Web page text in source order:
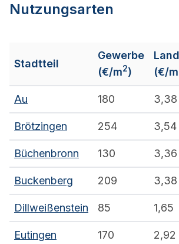
Nutzungsarten
Stadtteil
Gewerbe
(€/m2)
(€/m
Au 180 3,38
Brötzingen 254 3,54
Büchenbronn 130 3,36
Buckenberg 209 3,38
Dillweißenstein 85 1,65
Eutingen 170 2,92